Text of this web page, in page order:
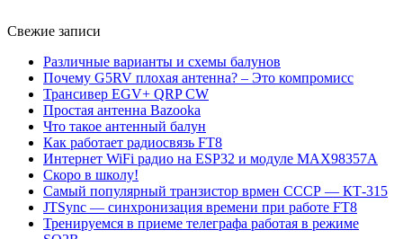
Свежие записи
Различные варианты и схемы балунов
Почему G5RV плохая антенна? – Это компромисс
Трансивер EGV+ QRP CW
Простая антенна Bazooka
Что такое антенный балун
Как работает радиосвязь FT8
Интернет WiFi радио на ESP32 и модуле MAX98357A
Скоро в школу!
Самый популярный транзистор врмен СССР — КТ-315
JTSync — синхронизация времени при работе FT8
Тренируемся в приеме телеграфа работая в режиме